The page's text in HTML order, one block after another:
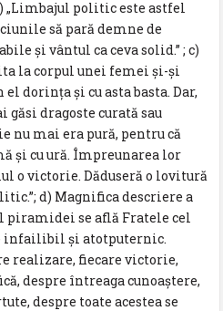
„Limbajul politic este astfel
să pară demne de
şi vântul ca ceva solid.” ; c)
la corpul unei femei şi-şi
el dorinţa şi cu asta basta. Dar,
găsi dragoste curată sau
nu mai era pură, pentru că
şi cu ură. Împreunarea lor
o victorie. Dăduseră o lovitură
d) Magnifica descriere a
piramidei se află Fratele cel
infailibil şi atotputernic.
realizare, fiecare victorie,
despre întreaga cunoaştere,
despre toate acestea se